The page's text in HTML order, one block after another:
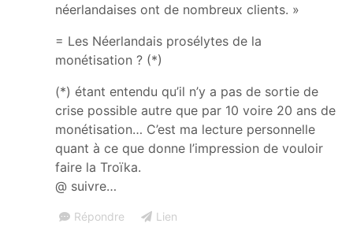
néerlandaises ont de nombreux clients. »
= Les Néerlandais prosélytes de la
monétisation ? (*)
(*) étant entendu qu’il n’y a pas de sortie de
crise possible autre que par 10 voire 20 ans de
monétisation… C’est ma lecture personnelle
quant à ce que donne l’impression de vouloir
faire la Troïka.
@ suivre…
Répondre Lien
Les livres
Charles